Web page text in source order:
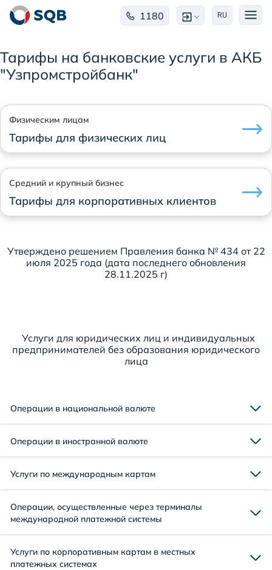
1180 RU
Тарифы на банковские услуги в АКБ
"Узпромстройбанк"
Физическим лицам
Тарифы для физических лиц
Средний и крупный бизнес
Тарифы для корпоративных клиентов
Утверждено решением Правления банка № 434 от 22
июля 2025 года (дата последнего обновления
28.11.2025 г)
Услуги для юридических лиц и индивидуальных
предпринимателей без образования юридического
лица
Операции в национальной валюте
Операции в иностранной валюте
Услуги по международным картам
Операции, осуществленные через терминалы
международной платежной системы
Услуги по корпоративным картам в местных
платежных системах